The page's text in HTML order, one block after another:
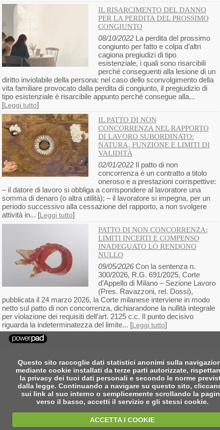
IL RISARCIMENTO DEL DANNO
PER LA PERDITA DEL PROSSIMO
CONGIUNTO
08/10/2022La perdita del prossimo
congiunto per fatto e colpa d’altri
cagiona pregiudizi di tipo
esistenziale, i quali sono risarcibili
perché conseguenti alla lesione di un
diritto inviolabile della persona: nel caso dello sconvolgimento della
vita familiare provocato dalla perdita di congiunto, il pregiudizio di
tipo esistenziale è risarcibile appunto perché consegue alla...
[Leggi tutto]
IL PATTO DI NON
CONCORRENZA NEL RAPPORTO
DI LAVORO SUBORDINATO:
NATURA, FUNZIONE E LIMITI DI
VALIDITÀ
02/01/2022Il patto di non
concorrenza è un contratto a titolo
oneroso e a prestazioni corrispettive:
– il datore di lavoro si obbliga a corrispondere al lavoratore una
somma di denaro (o altra utilità); – il lavoratore si impegna, per un
periodo successivo alla cessazione del rapporto, a non svolgere
attività in... [Leggi tutto]
PATTO DI NON CONCORRENZA:
LIMITI INCERTI E COMPENSO
INADEGUATO LO RENDONO
NULLO
09/05/2026Con la sentenza n.
300/2026, R.G. 691/2025, Corte
d’Appello di Milano – Sezione Lavoro
(Pres. Ravazzoni, rel. Dossi),
pubblicata il 24 marzo 2026, la Corte milanese interviene in modo
netto sul patto di non concorrenza, dichiarandone la nullità integrale
per violazione dei requisiti dell’art. 2125 c.c. Il punto decisivo
riguarda la indeterminatezza del limite... [Leggi tutto]
Questo sito raccoglie dati statistici anonimi sulla
mediante cookie installati da terze parti autorizzate,
la privacy dei tuoi dati personali e secondo le norme
dalla legge. Continuando a navigare su questo sito,
sui link al suo interno o semplicemente scrollando la
verso il basso, accetti il servizio e gli stessi cookie.
ACCETTA I COOKIE